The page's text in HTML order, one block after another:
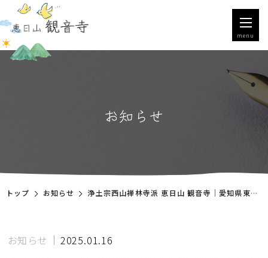
menu
お知らせ
トップ お知らせ 浄土宗西山禅林寺派 恵日山 観音寺｜愛知県東郷町
お知らせ 2025.01.16